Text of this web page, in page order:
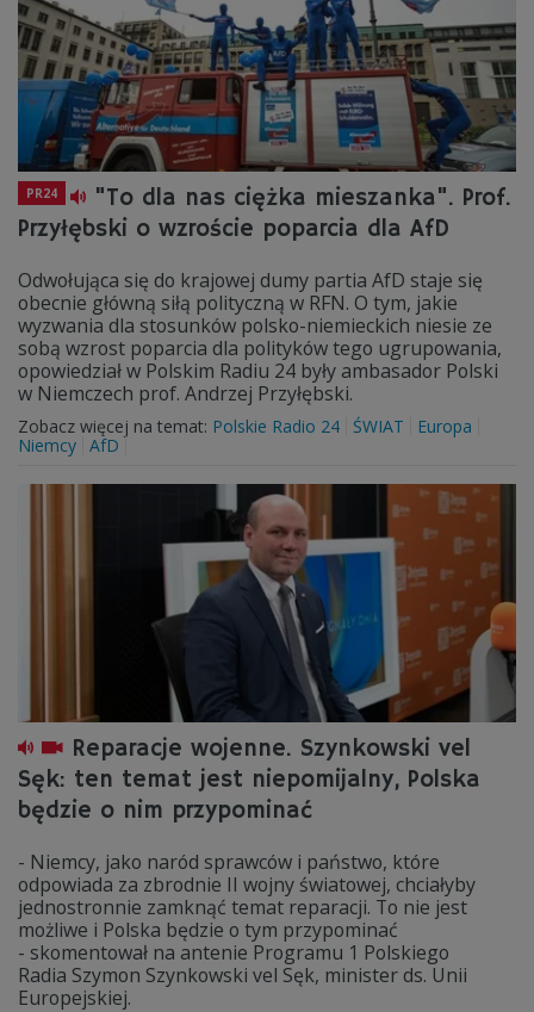
PR24
"To dla nas ciężka mieszanka". Prof.
Przyłębski o wzroście poparcia dla AfD
Odwołująca się do krajowej dumy partia AfD staje się
obecnie główną siłą polityczną w RFN. O tym, jakie
wyzwania dla stosunków polsko-niemieckich niesie ze
sobą wzrost poparcia dla polityków tego ugrupowania,
opowiedział w Polskim Radiu 24 były ambasador Polski
w Niemczech prof. Andrzej Przyłębski.
Zobacz więcej na temat: Polskie Radio 24 ŚWIAT
Europa
Niemcy AfD
Reparacje wojenne. Szynkowski vel
Sęk: ten temat jest niepomijalny, Polska
będzie o nim przypominać
- Niemcy, jako naród sprawców i państwo, które
odpowiada za zbrodnie II wojny światowej, chciałyby
jednostronnie zamknąć temat reparacji. To nie jest
możliwe i Polska będzie o tym przypominać
- skomentował na antenie Programu 1 Polskiego
Radia Szymon Szynkowski vel Sęk, minister ds. Unii
Europejskiej.